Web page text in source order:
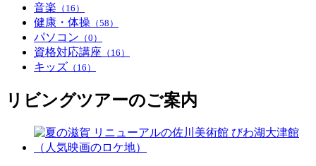
音楽 （16）
健康・体操 （58）
パソコン （0）
資格対応講座 （16）
キッズ （16）
リビングツアーのご案内